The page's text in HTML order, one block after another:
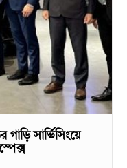
গাড়ি সার্ভিসিংয়ে